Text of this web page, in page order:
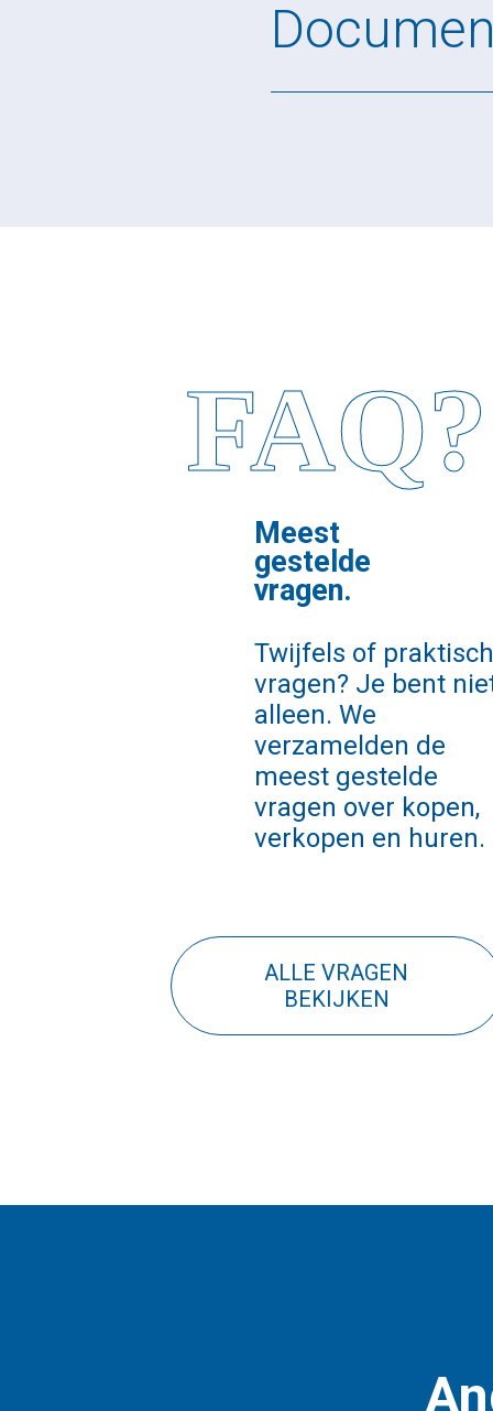
FAQ?
Meest
gestelde
vragen.
Twijfels of
vragen? Je bent
alleen. We
verzamelden de
meest gestelde
vragen over kopen,
verkopen en huren.
ALLE VRAGEN
BEKIJKEN